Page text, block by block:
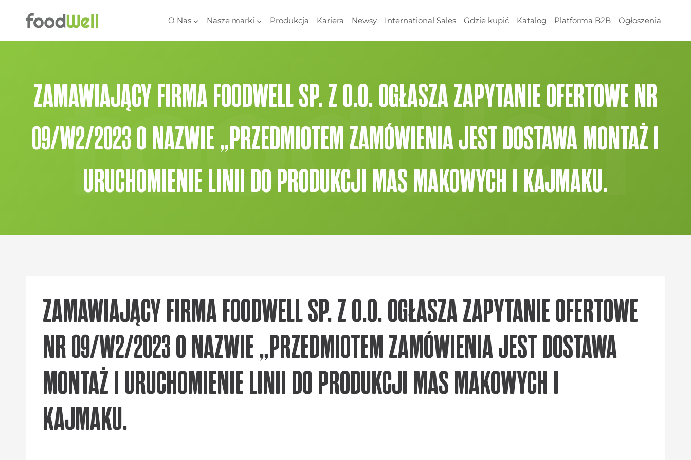
O Nas Nasze marki Produkcja Kariera Newsy International Sales Gdzie kupić Katalog Platforma B2B Ogłoszenia
ZAMAWIAJĄCY FIRMA FOODWELL SP. Z O.O. OGŁASZA ZAPYTANIE OFERTOWE NR
09/W2/2023 O NAZWIE „PRZEDMIOTEM ZAMÓWIENIA JEST DOSTAWA MONTAŻ I
URUCHOMIENIE LINII DO PRODUKCJI MAS MAKOWYCH I KAJMAKU.
ZAMAWIAJĄCY FIRMA FOODWELL SP. Z O.O. OGŁASZA ZAPYTANIE OFERTOWE
NR 09/W2/2023 O NAZWIE „PRZEDMIOTEM ZAMÓWIENIA JEST DOSTAWA
MONTAŻ I URUCHOMIENIE LINII DO PRODUKCJI MAS MAKOWYCH I
KAJMAKU.